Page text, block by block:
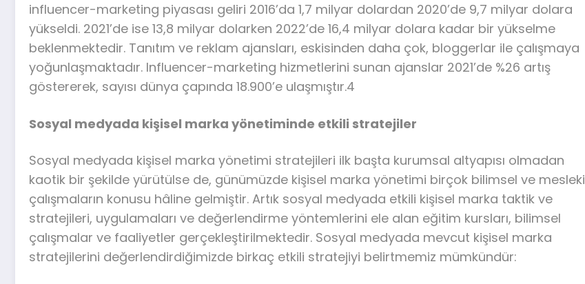
influencer-marketing piyasası geliri 2016’da 1,7 milyar dolardan 2020’de 9,7 milyar dolara
yükseldi. 2021’de ise 13,8 milyar dolarken 2022’de 16,4 milyar dolara kadar bir yükselme
beklenmektedir. Tanıtım ve reklam ajansları, eskisinden daha çok, bloggerlar ile çalışmaya
yoğunlaşmaktadır. Influencer-marketing hizmetlerini sunan ajanslar 2021’de %26 artış
göstererek, sayısı dünya çapında 18.900’e ulaşmıştır.4
Sosyal medyada kişisel marka yönetiminde etkili stratejiler
Sosyal medyada kişisel marka yönetimi stratejileri ilk başta kurumsal altyapısı olmadan
kaotik bir şekilde yürütülse de, günümüzde kişisel marka yönetimi birçok bilimsel ve mesleki
çalışmaların konusu hâline gelmiştir. Artık sosyal medyada etkili kişisel marka taktik ve
stratejileri, uygulamaları ve değerlendirme yöntemlerini ele alan eğitim kursları, bilimsel
çalışmalar ve faaliyetler gerçekleştirilmektedir. Sosyal medyada mevcut kişisel marka
stratejilerini değerlendirdiğimizde birkaç etkili stratejiyi belirtmemiz mümkündür: